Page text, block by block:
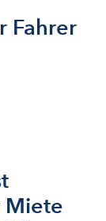
Fahrer
Miete